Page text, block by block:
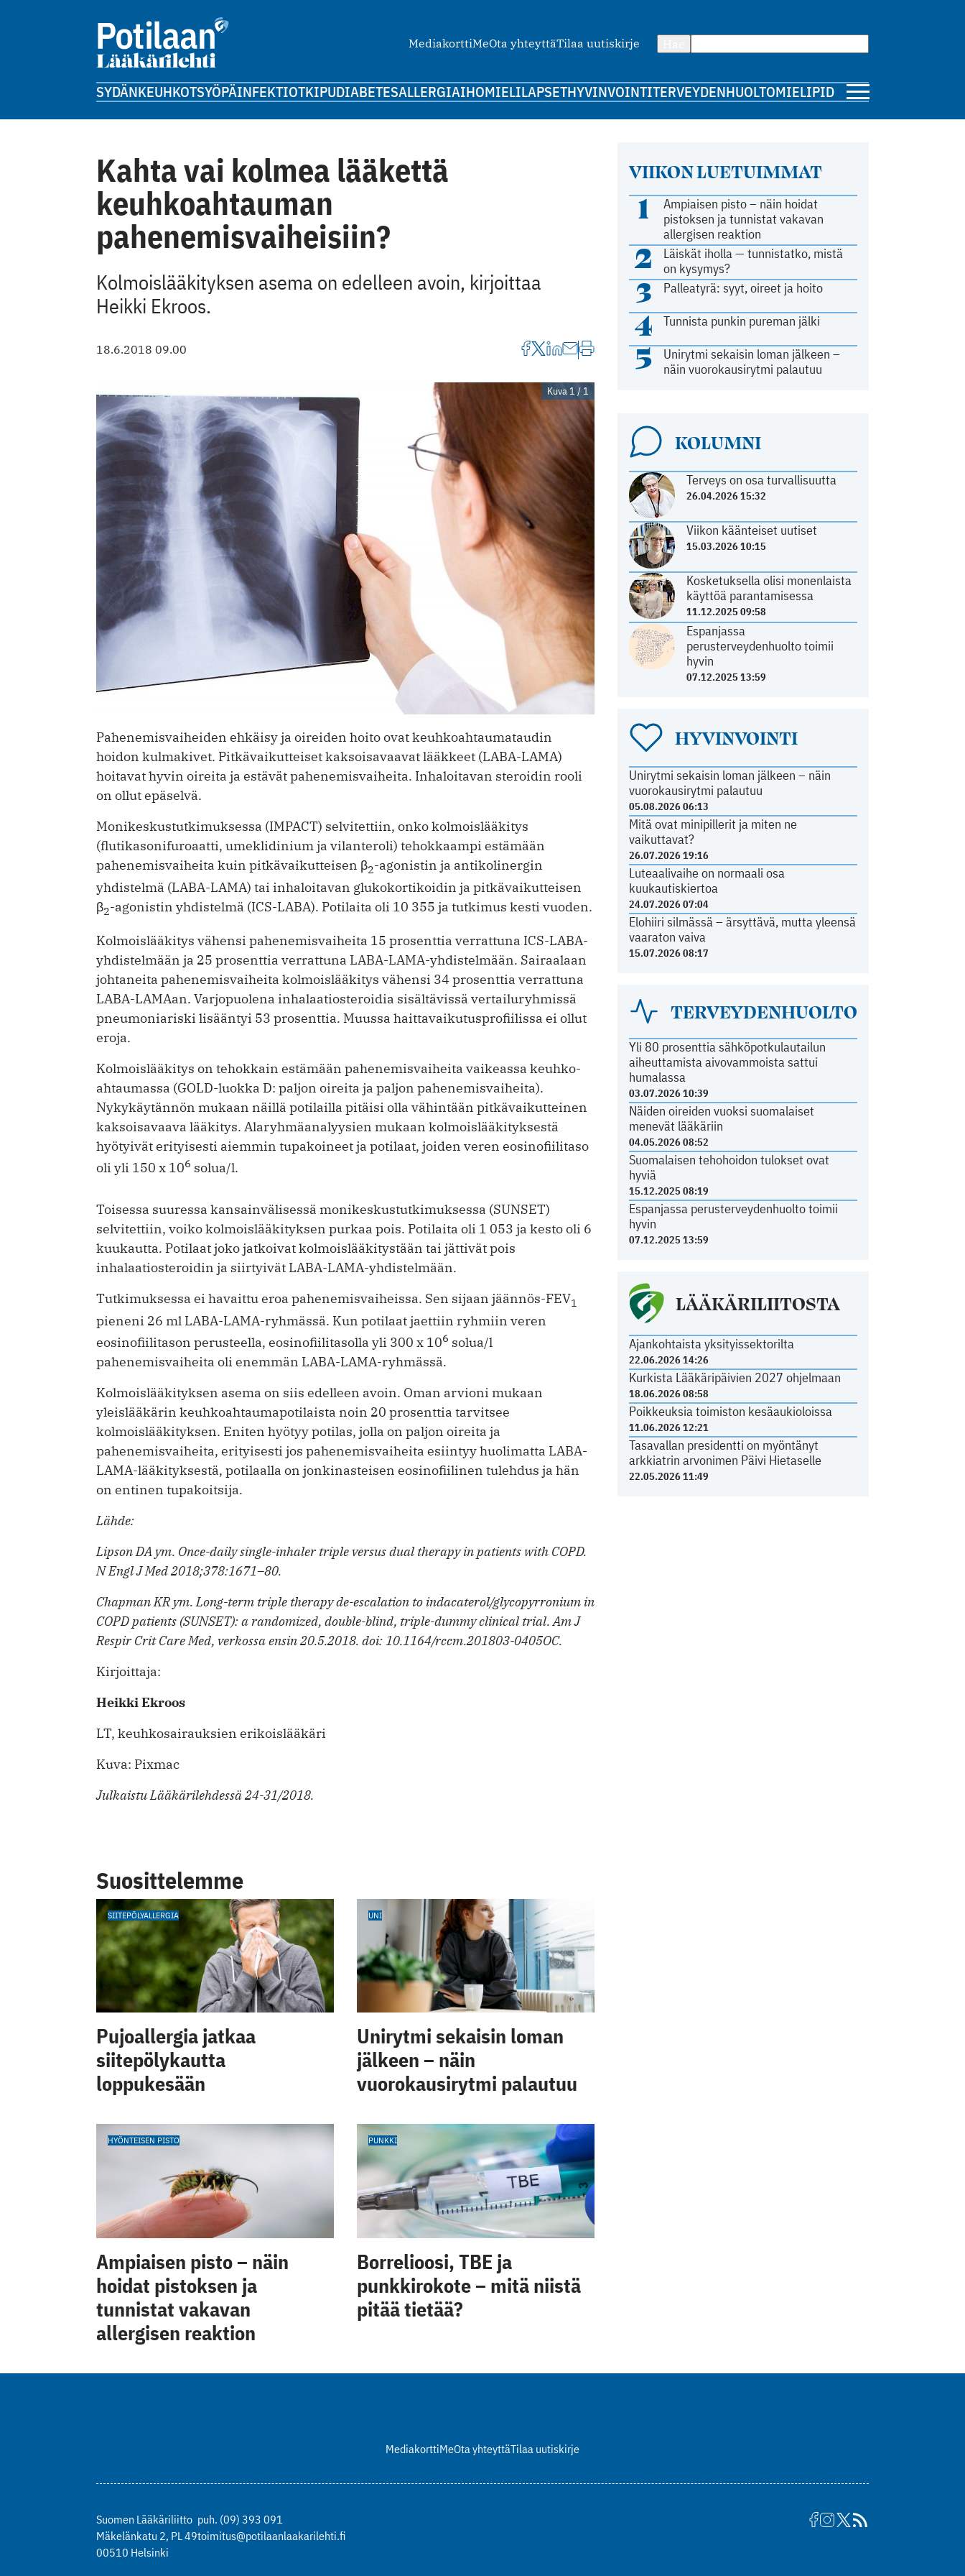
MediakorttiMeOta yhteyttäTilaa uutiskirje
SYDÄNKEUHKOTSYÖPÄINFEKTIOTKIPUDIABETESALLERGIAIHOMIELILAPSETHYVINVOINTITERVEYDENHUOLTOMIELIPIDE
VIIKON LUETUIMMAT
1
Ampiaisen pisto – näin hoidat
pistoksen ja tunnistat vakavan
allergisen reaktion
2
Läiskät iholla — tunnistatko, mistä
on kysymys?
3 Palleatyrä: syyt, oireet ja hoito
4 Tunnista punkin pureman jälki
5
Unirytmi sekaisin loman jälkeen –
näin vuorokausirytmi palautuu
KOLUMNI
Terveys on osa turvallisuutta
26.04.2026 15:32
Viikon käänteiset uutiset
15.03.2026 10:15
Kosketuksella olisi monenlaista
käyttöä parantamisessa
11.12.2025 09:58
Espanjassa
perusterveydenhuolto toimii
hyvin
07.12.2025 13:59
HYVINVOINTI
Unirytmi sekaisin loman jälkeen – näin
vuorokausirytmi palautuu
05.08.2026 06:13
Mitä ovat minipillerit ja miten ne
vaikuttavat?
26.07.2026 19:16
Luteaalivaihe on normaali osa
kuukautiskiertoa
24.07.2026 07:04
Elohiiri silmässä – ärsyttävä, mutta yleensä
vaaraton vaiva
15.07.2026 08:17
TERVEYDENHUOLTO
Yli 80 prosenttia sähköpotkulautailun
aiheuttamista aivovammoista sattui
humalassa
03.07.2026 10:39
Näiden oireiden vuoksi suomalaiset
menevät lääkäriin
04.05.2026 08:52
Suomalaisen tehohoidon tulokset ovat
hyviä
15.12.2025 08:19
Espanjassa perusterveydenhuolto toimii
hyvin
07.12.2025 13:59
LÄÄKÄRILIITOSTA
Ajankohtaista yksityissektorilta
22.06.2026 14:26
Kurkista Lääkäripäivien 2027 ohjelmaan
18.06.2026 08:58
Poikkeuksia toimiston kesäaukioloissa
11.06.2026 12:21
Tasavallan presidentti on myöntänyt
arkkiatrin arvonimen Päivi Hietaselle
22.05.2026 11:49
Kahta vai kolmea lääkettä
keuhkoahtauman
pahenemisvaiheisiin?
Kolmoislääkityksen asema on edelleen avoin, kirjoittaa
Heikki Ekroos.
18.6.2018 09.00
Kuva 1 / 1
Pahenemisvaiheiden ehkäisy ja oireiden hoito ovat keuhkoahtaumataudin
hoidon kulmakivet. Pitkävaikutteiset kaksois­avaavat lääkkeet (LABA-LAMA)
hoitavat hyvin oireita ja estävät pahenemis­vaiheita. Inhaloitavan steroidin rooli
on ollut epäselvä.
Monikeskus­tutkimuksessa (IMPACT) selvitettiin, onko kolmoislääkitys
(flutikasonifuroaatti, umeklidinium ja vilanteroli) tehokkaampi estämään
pahenemisvaiheita kuin pitkävaikutteisen β2-agonistin ja antikolinergin
yhdistelmä (LABA-LAMA) tai inhaloitavan glukokortikoidin ja pitkävaikutteisen
β2-agonistin yhdistelmä (ICS-LABA). Potilaita oli 10 355 ja tutkimus kesti vuoden.
Kolmoislääkitys vähensi pahenemisvaiheita 15 prosenttia verrattuna ICS-LABA-
yhdistelmään ja 25 prosenttia verrattuna LABA-LAMA-yhdistelmään. Sairaalaan
johtaneita pahenemisvaiheita kolmoislääkitys vähensi 34 prosenttia verrattuna
LABA-LAMAan. Varjopuolena inhalaatiosteroidia sisältävissä vertailuryhmissä
pneumoniariski lisääntyi 53 prosenttia. Muussa haittavaikutus­profiilissa ei ollut
eroja.
Kolmoislääkitys on tehokkain estämään pahenemisvaiheita vaikeassa keuhko­
ahtaumassa (GOLD-luokka D: paljon oireita ja paljon pahenemisvaiheita).
Nykykäytännön mukaan näillä potilailla pitäisi olla vähintään pitkävaikutteinen
kaksoisavaava lääkitys. Alaryhmäanalyysien mukaan kolmoislääkityksestä
hyötyivät erityisesti aiemmin tupakoineet ja potilaat, joiden veren eosinofiilitaso
oli yli 150 x 106 solua/l.
Toisessa suuressa kansainvälisessä monikeskustutkimuksessa (SUNSET)
selvitettiin, voiko kolmoislääkityksen purkaa pois. Potilaita oli 1 053 ja kesto oli 6
kuukautta. Potilaat joko jatkoivat kolmoislääkitystään tai jättivät pois
inhalaatiosteroidin ja siirtyivät ­LABA-LAMA-yhdistelmään.
Tutkimuksessa ei havaittu eroa pahenemisvaiheissa. Sen sijaan jäännös-FEV1
pieneni 26 ml LABA-LAMA-ryhmässä. Kun potilaat jaettiin ryhmiin veren
eosinofiilitason perusteella, eosinofiilitasolla yli 300 x 106 solua/l
pahenemisvaiheita oli enemmän LABA-LAMA-ryhmässä.
Kolmoislääkityksen asema on siis edelleen avoin. Oman arvioni mukaan
yleislääkärin keuhkoahtaumapotilaista noin 20 prosenttia tarvitsee
kolmoislääkityksen. Eniten hyötyy potilas, jolla on paljon oireita ja
pahenemisvaiheita, erityisesti jos pahenemisvaiheita esiintyy huolimatta LABA-
LAMA-lääkityksestä, potilaalla on jonkinasteisen eosinofiilinen tulehdus ja hän
on entinen tupakoitsija.
Lähde:
Lipson DA ym. Once-daily single-inhaler triple versus dual therapy in patients with COPD.
N Engl J Med 2018;378:1671–80.
Chapman KR ym. Long-term triple therapy de-escalation to indacaterol/glycopyrronium in
COPD patients (SUNSET): a randomized, double-blind, triple-dummy clinical trial. Am J
Respir Crit Care Med, verkossa ensin 20.5.2018. doi: 10.1164/rccm.201803-0405OC.
Kirjoittaja:
Heikki Ekroos
LT, keuhkosairauksien erikoislääkäri
Kuva: Pixmac
Julkaistu Lääkärilehdessä 24-31/2018.
Suosittelemme
SIITEPÖLYALLERGIA
Pujoallergia jatkaa
siitepölykautta
loppukesään
UNI
Unirytmi sekaisin loman
jälkeen – näin
vuorokausirytmi palautuu
HYÖNTEISEN PISTO
Ampiaisen pisto – näin
hoidat pistoksen ja
tunnistat vakavan
allergisen reaktion
PUNKKI
Borrelioosi, TBE ja
punkkirokote – mitä niistä
pitää tietää?
MediakorttiMeOta yhteyttäTilaa uutiskirje
Suomen Lääkäriliitto
Mäkelänkatu 2, PL 49
00510 Helsinki
puh. (09) 393 091
toimitus@potilaanlaakarilehti.fi